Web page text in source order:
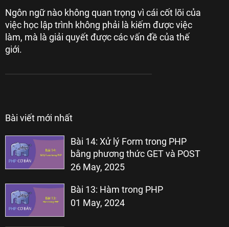
Ngôn ngữ nào không quan trọng vì cái cốt lõi của
việc học lập trình không phải là kiếm được việc
làm, mà là giải quyết được các vấn đề của thế
giới.
Bài viết mới nhất
Bài 14: Xử lý Form trong PHP
bằng phương thức GET và POST
26 May, 2025
Bài 13: Hàm trong PHP
01 May, 2024